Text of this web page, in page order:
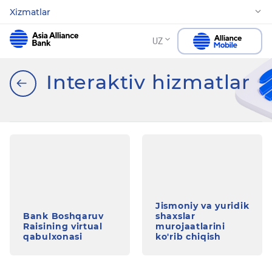
Xizmatlar
UZ
Interaktiv hizmatlar
Bank Boshqaruv
Raisining virtual
qabulxonasi
Jismoniy va yuridik
shaxslar
murojaatlarini
ko'rib chiqish